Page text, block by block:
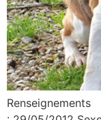
Renseignements